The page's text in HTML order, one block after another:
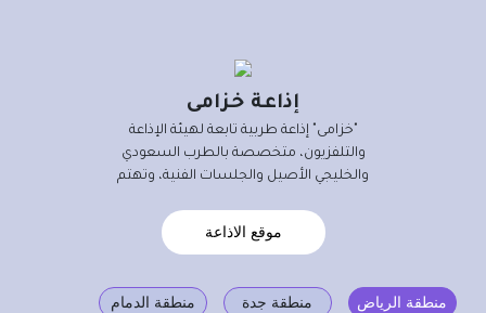
إذاعة خزامى
"خزامى" إذاﻋﺔ طربية تابعة لهيئة الإذاعة
والتلفزيون، ﻣﺘﺨﺼﺼﺔ ﺑﺎﻟﻄﺮب اﻟﺴﻌﻮدي
واﻟﺨﻠﻴﺠﻲ الأﺻﻴﻞ والجلسات الفنية، وﺗﻬﺘﻢ
موقع الاذاعة
منطقة الرياض منطقة جدة منطقة الدمام